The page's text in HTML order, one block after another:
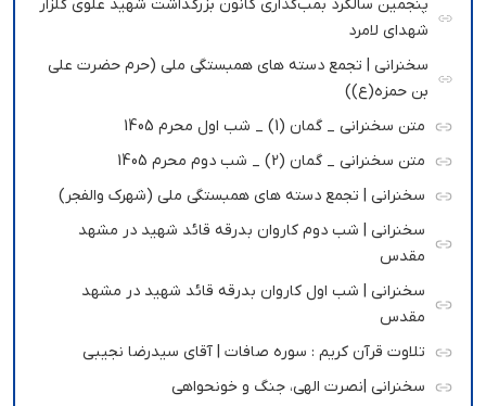
پنجمین سالگرد بمب‌گذاری کانون بزرگداشت شهید علوی گلزار
شهدای لامرد
سخنرانی | تجمع دسته های همبستگی ملی (حرم حضرت علی
بن حمزه(ع))
متن سخنرانی _ گمان (1) _ شب اول محرم 1405
متن سخنرانی _ گمان (2) _ شب دوم محرم 1405
سخنرانی | تجمع دسته های همبستگی ملی (شهرک والفجر)
سخنرانی | شب دوم کاروان بدرقه قائد شهید در مشهد
مقدس
سخنرانی | شب اول کاروان بدرقه قائد شهید در مشهد
مقدس
تلاوت قرآن کریم : سوره صافات | آقای سیدرضا نجیبی
سخنرانی |نصرت الهی، جنگ و خونحواهی